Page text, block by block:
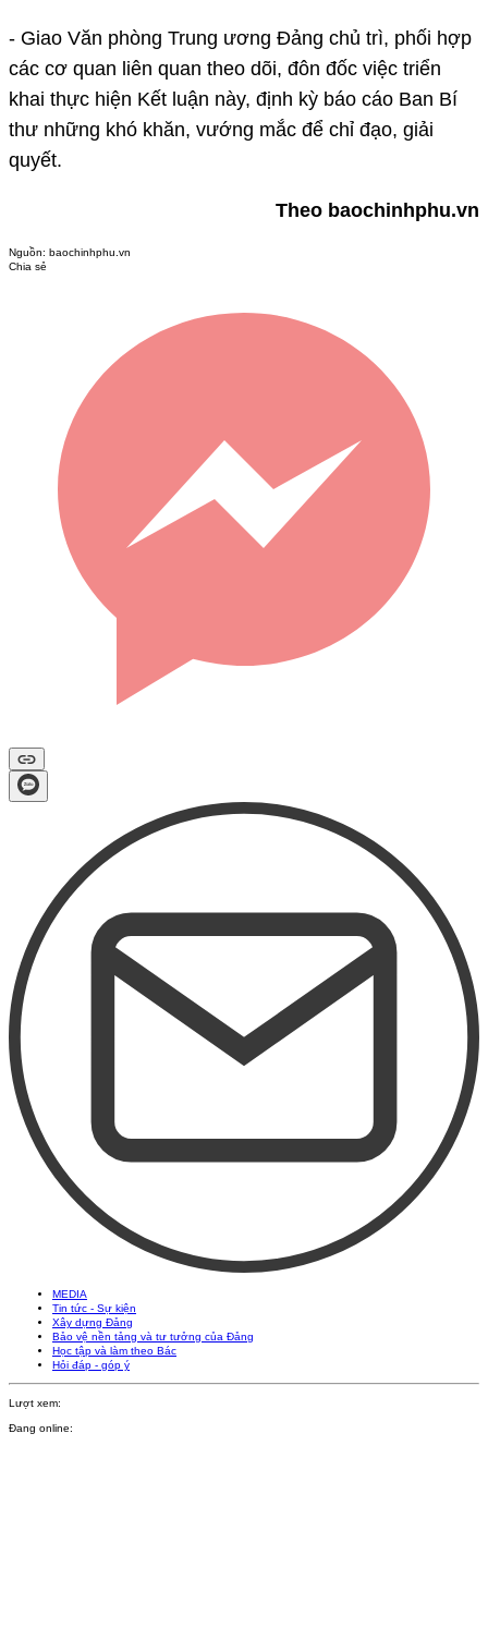
- Giao Văn phòng Trung ương Đảng chủ trì, phối hợp
các cơ quan liên quan theo dõi, đôn đốc việc triển
khai thực hiện Kết luận này, định kỳ báo cáo Ban Bí
thư những khó khăn, vướng mắc để chỉ đạo, giải
quyết.
Theo baochinhphu.vn
Nguồn: baochinhphu.vn
Chia sẻ
MEDIA
Tin tức - Sự kiện
Xây dựng Đảng
Bảo vệ nền tảng và tư tưởng của Đảng
Học tập và làm theo Bác
Hỏi đáp - góp ý
Lượt xem:
Đang online: